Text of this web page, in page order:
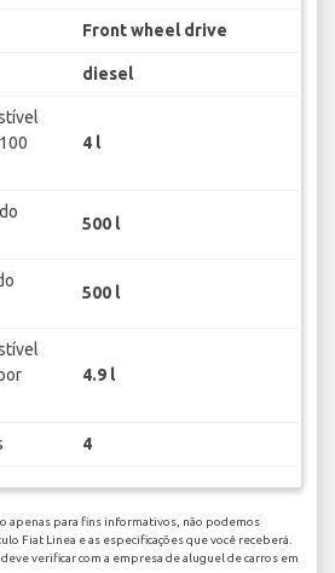
Front wheel drive
diesel
4 l
500 l
500 l
4.9 l
4
apenas para fins informativos, não podemos
Fiat Linea e as especificações que você receberá.
verificar com a empresa de aluguel de carros em